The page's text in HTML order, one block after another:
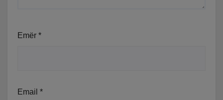
Emër *
Email *